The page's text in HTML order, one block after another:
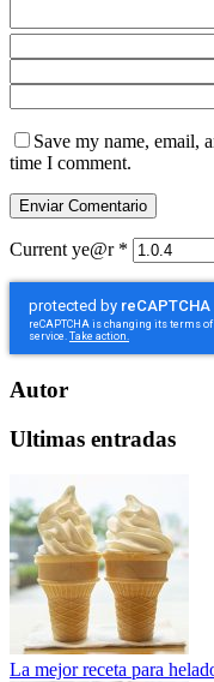
Save my name, email,
time I comment.
Current ye@r *
Autor
Ultimas entradas
La mejor receta para